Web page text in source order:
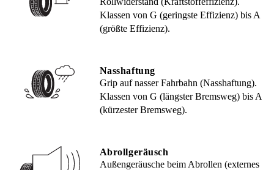
Klassen von G (geringste Effizienz) bis A
(größte Effizienz).
Nasshaftung
Grip auf nasser Fahrbahn (Nasshaftung).
Klassen von G (längster Bremsweg) bis A
(kürzester Bremsweg).
Abrollgeräusch
Außengeräusche beim Abrollen (externes